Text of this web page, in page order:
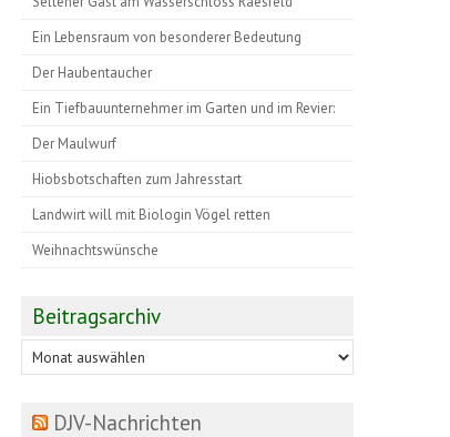
Ein Lebensraum von besonderer Bedeutung
Der Haubentaucher
Ein Tiefbauunternehmer im Garten und im Revier:
Der Maulwurf
Hiobsbotschaften zum Jahresstart
Landwirt will mit Biologin Vögel retten
Weihnachtswünsche
Beitragsarchiv
Beitragsarchiv
DJV-Nachrichten